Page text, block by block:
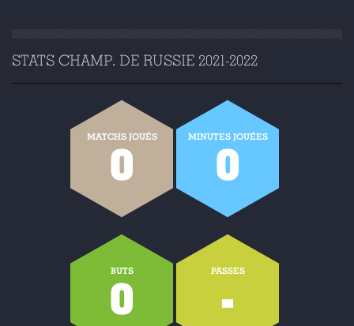
STATS CHAMP. DE RUSSIE 2021-2022
MATCHS JOUÉS
0
MINUTES JOUÉES
0
BUTS
0
PASSES
-